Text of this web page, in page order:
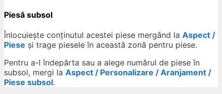
Piesă subsol
Înlocuiește conținutul acestei piese mergând la Aspect /
Piese și trage piesele în această zonă pentru piese.
Pentru a-l îndepărta sau a alege numărul de piese în
subsol, mergi la Aspect / Personalizare / Aranjament /
Piese subsol.